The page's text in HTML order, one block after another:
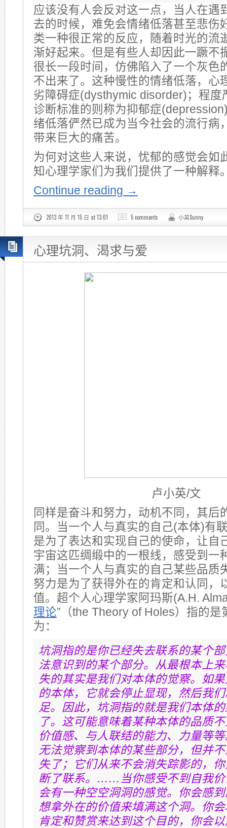
应该没有人会反对这一点，当人在遇
去的时候，难免会情绪低落甚至悲伤
类一种很正常的反应，随着时光的流
渐好起来。但是有些人却因此一蹶不
很长一段时间，仿佛陷入了一个灰色
不出来了。这种慢性的情绪低落，心
劣障碍症(dysthymic disorder)；程度
诊断标准的则称为抑郁症
绪低落俨然已成为当今社会的流行病
带来巨大的痛苦。
为何对这些人来说，忧郁的感觉会如
知心理学家们为我们提供了一种解释
Continue reading →
2013 年 11 月 15 日 at 13:01 5 comments 小英Sunny
心理坑洞、渴求与爱
卢小英/文
同样是奋斗和努力，动机不同，其后
同。当一个人与真实的自己(本体)有
是为了表达和实现自己的使命，让自
宇宙这匹绸缎中的一根线，感受到一
满；当一个人与真实的自己某些品质
努力是为了获得外在的肯定和认同，
值。超个人心理学家阿玛斯(A.H.
理论”（the Theory of Holes）指的是
为：
坑洞指的是你已经失去联系的某个
法意识到的某个部分。从最根本上
失的其实是我们对本体的觉察。如
的本体，它就会停止显现，然后我
足。因此，坑洞指的就是我们本体
了。这可能意味着某种本体的品质
价值感、与人联结的能力、力量等
无法觉察到本体的某些部分，但并
失了；它们从来不会消失踪影的，
断了联系。……当你感受不到自我价
会有一种空空洞洞的感觉。你会感
想拿外在的价值来填满这个洞。你
肯定和赞赏来达到这个目的，你会